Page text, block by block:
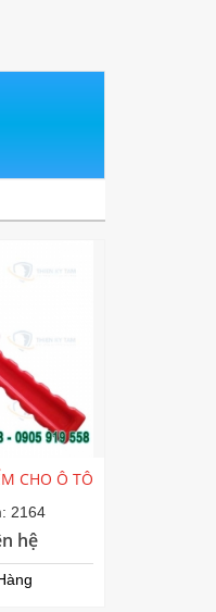
CHO Ô TÔ
2164
hệ